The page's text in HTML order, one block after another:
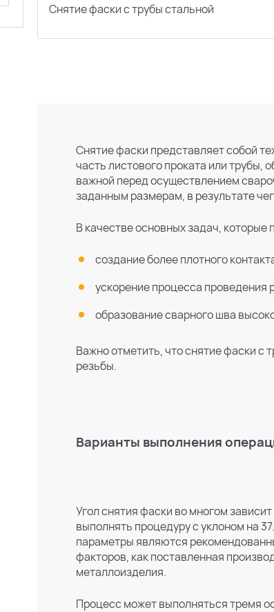
Снятие фаски с трубы стальной
Снятие фаски представляет собой
часть листового проката или
важной перед осуществлением
заданным размерам, в результате
В качестве основных задач,
создание более плотного
ускорение процесса проведения
образование сварного шва
Важно отметить, что снятие фаски с
резьбы.
Варианты выполнения
Угол снятия фаски во многом
выполнять процедуру с уклоном на
параметры являются
факторов, как поставленная
металлоизделия.
Процесс может выполняться тремя